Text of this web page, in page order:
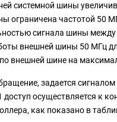
системной шины
ограничена частотой 50
сигнала шины
внешней шины 50 МГц
внешней шине на
задается сигналом
осуществляется к
как показано в